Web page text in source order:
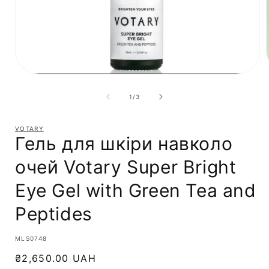
1 /з3
VOTARY
Гель для шкіри навколо
очей Votary Super Bright
Eye Gel with Green Tea and
Peptides
SKU:
MLS0748
Звичайна
₴2,650.00 UAH